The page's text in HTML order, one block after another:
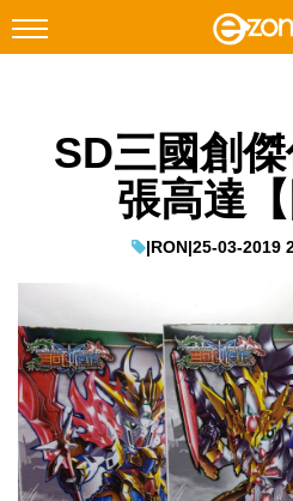
Facebook Instagram
遊戲動漫
教學評測
EduTech
IT Times
生成式AI與雲端應用
SD三國創傑
張高達【
|RON|25-03-2019